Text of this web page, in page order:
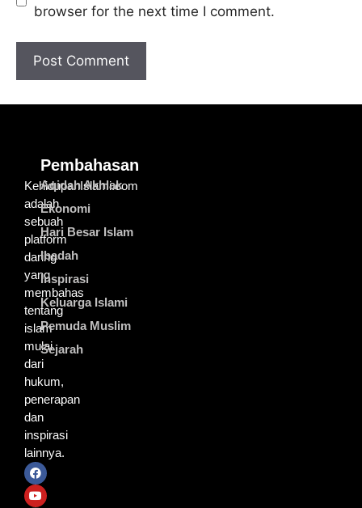
browser for the next time I comment.
KehidupanIslami.com
adalah
sebuah
platform
daring
yang
membahas
tentang
islam
mulai
dari
hukum,
penerapan
dan
inspirasi
lainnya.
Pembahasan
Aqidah Akhlak
Ekonomi
Hari Besar Islam
Ibadah
Inspirasi
Keluarga Islami
Pemuda Muslim
Sejarah